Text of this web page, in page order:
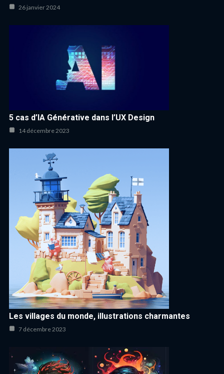
26 janvier 2024
5 cas d’IA Générative dans l’UX Design
14 décembre 2023
Les villages du monde, illustrations charmantes
7 décembre 2023